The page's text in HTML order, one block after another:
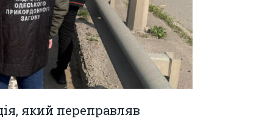
який переправляв